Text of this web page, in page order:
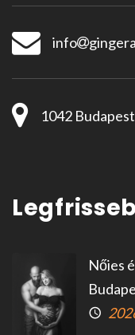
info
1042
Nőies